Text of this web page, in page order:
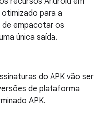
para a
de empacotar os
única saída.
do APK vão ser
de plataforma
APK.